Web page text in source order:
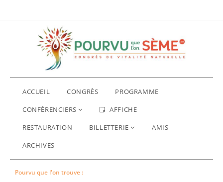
ACCUEIL CONGRÈS
PROGRAMME
CONFÉRENCIERS
AFFICHE
RESTAURATION
BILLETTERIE
AMIS
ARCHIVES
Pourvu que l'on trouve :